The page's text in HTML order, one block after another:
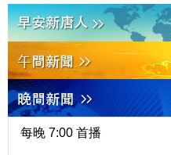
每晚 7:00 首播